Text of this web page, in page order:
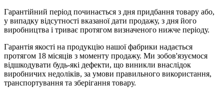
Гарантійний період починається з дня придбання товару або,
у випадку відсутності вказаної дати продажу, з дня його
виробництва і триває протягом визначеного нижче періоду.
Гарантія якості на продукцію нашої фабрики надається
протягом 18 місяців з моменту продажу. Ми зобов'язуємося
відшкодувати будь-які дефекти, що виникли внаслідок
виробничих недоліків, за умови правильного використання,
транспортування та зберігання товару.